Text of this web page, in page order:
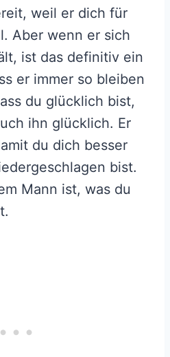
weil er dich für
Aber wenn er sich
ist das definitiv ein
er immer so bleiben
du glücklich bist,
ihn glücklich. Er
du dich besser
bist.
Mann ist, was du